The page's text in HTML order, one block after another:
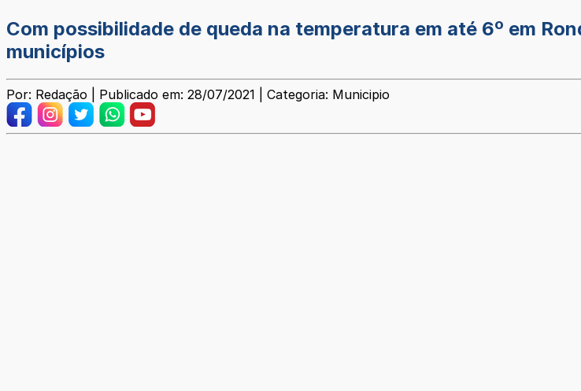
Com possibilidade de queda na temperatura em até 6º em
municípios
Por: Redação | Publicado em: 28/07/2021 | Categoria: Municipio